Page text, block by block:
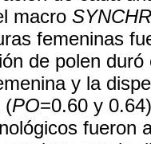
macro
femeninas
de polen
y la
(PO=0.60 y
fueron